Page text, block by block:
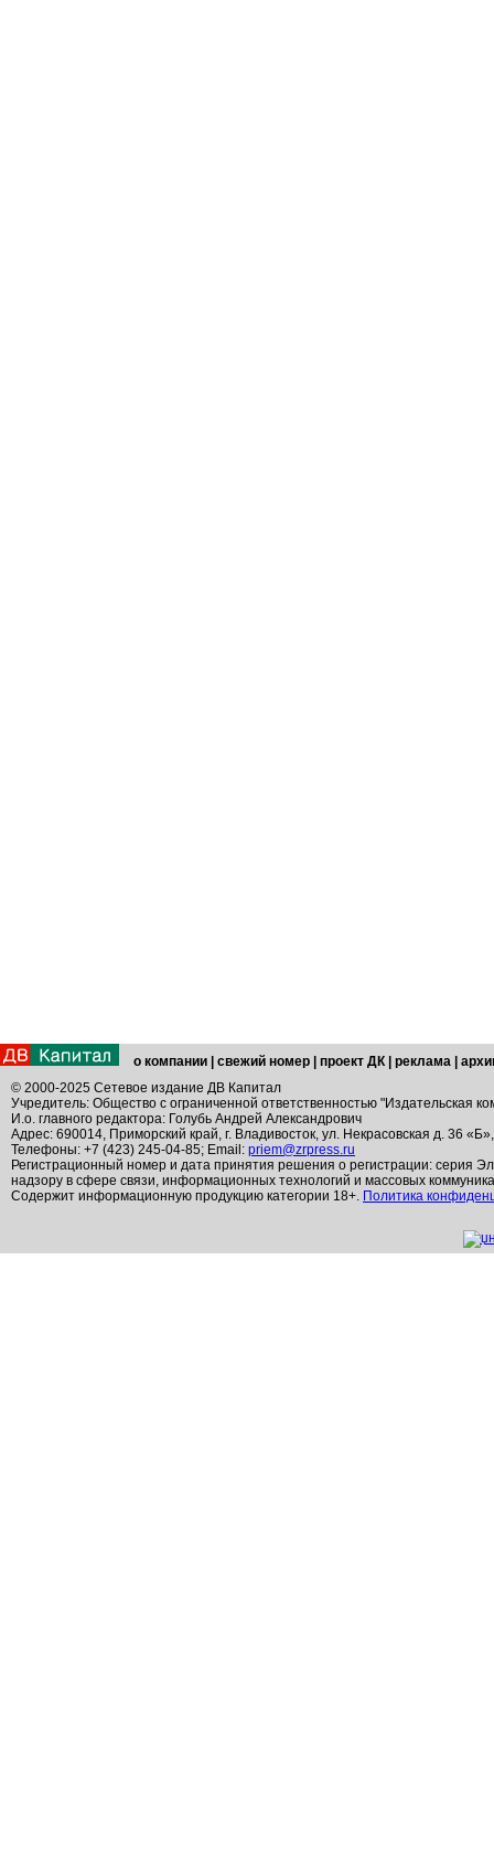
о компании свежий номер проект ДК реклама
© 2000-2025 Сетевое издание ДВ Капитал
Учредитель: Общество с ограниченной ответственностью "Издательская
И.о. главного редактора: Голубь Андрей Александрович
Адрес: 690014, Приморский край, г. Владивосток, ул. Некрасовская д. 36
Телефоны: +7 (423) 245-04-85; Email: priem@zrpress.ru
Регистрационный номер и дата принятия решения о регистрации: серия
надзору в сфере связи, информационных технологий и массовых
Содержит информационную продукцию категории 18+. Политика